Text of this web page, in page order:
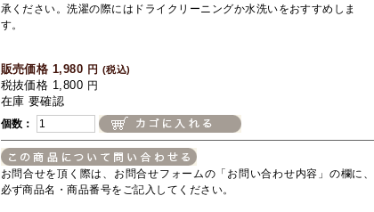
承ください。洗濯の際にはドライクリーニングか水洗いをおすすめしま
す。
販売価格 1,980 円 (税込)
税抜価格 1,800 円
在庫 要確認
個数：
お問合せを頂く際は、お問合せフォームの「お問い合わせ内容」の欄に、
必ず商品名・商品番号をご記入してください。